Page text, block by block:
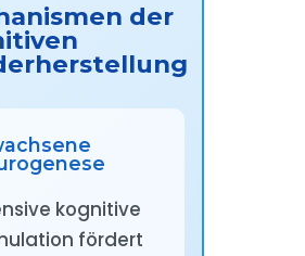
der
kognitive
fördert